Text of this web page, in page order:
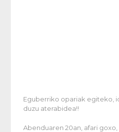
Eguberriko opariak egiteko,
duzu aterabidea!!
Abenduaren 20an, afari